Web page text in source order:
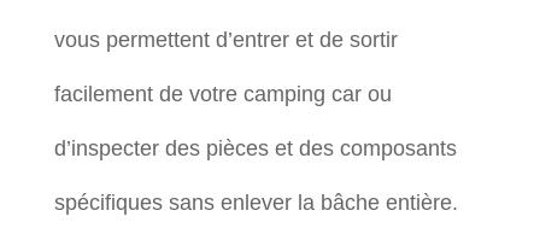
vous permettent d’entrer et de sortir
facilement de votre camping car ou
d’inspecter des pièces et des composants
spécifiques sans enlever la bâche entière.